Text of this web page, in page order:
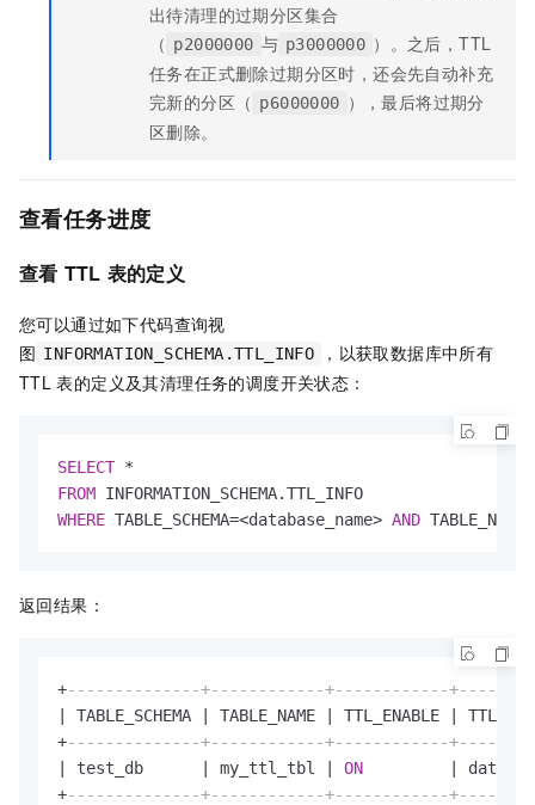
出待清理的过期分区集合
（ p2000000 与 p3000000 ）。之后，TTL
任务在正式删除过期分区时，还会先自动补充
完新的分区（ p6000000 ），最后将过期分
区删除。
查看任务进度
查看 TTL 表的定义
您可以通过如下代码查询视
图 INFORMATION_SCHEMA.TTL_INFO
，以获取数据库中所有
TTL 表的定义及其清理任务的调度开关状态：
SELECT *
FROM
WHERE TABLE_SCHEMA=<database_name> AND TABLE_NAME
返回结果：
+--------------+------------+------------
TABLE_SCHEMA TABLE_NAME TTL_ENABLE
+--------------+------------+------------
test_db my_ttl_tbl ON
+--------------+------------+------------